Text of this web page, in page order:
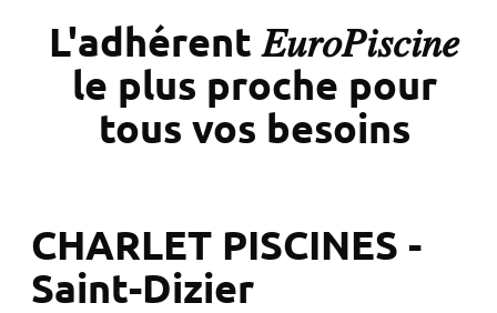
L'adhérent 𝐸𝑢𝑟𝑜𝑃𝑖𝑠𝑐𝑖𝑛𝑒
le plus proche pour
tous vos besoins
CHARLET PISCINES -
Saint-Dizier